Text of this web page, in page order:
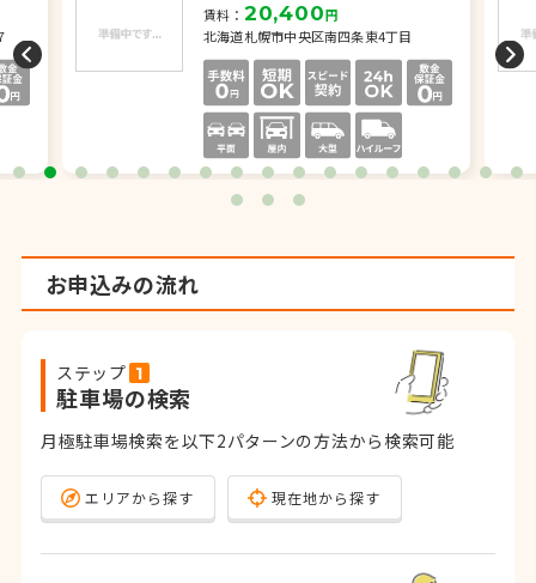
賃料： 20,400円
北海道札幌市中央区南四条東4丁目
お申込みの流れ
ステップ
駐車場の検索
月極駐車場検索を以下2パターンの方法から検索可能
エリアから探す 現在地から探す